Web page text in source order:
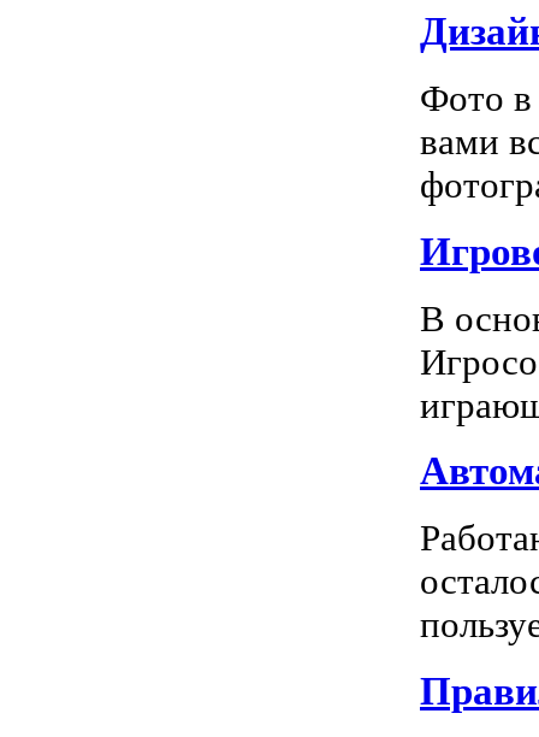
Фото в
вами
В